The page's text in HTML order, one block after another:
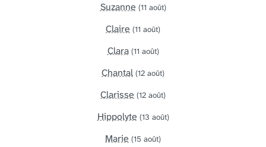
Suzanne (11 août)
Claire (11 août)
Clara (11 août)
Chantal (12 août)
Clarisse (12 août)
Hippolyte (13 août)
Marie (15 août)